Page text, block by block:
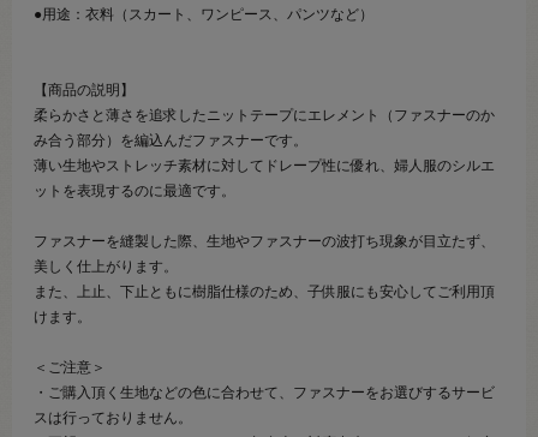
●用途：衣料（スカート、ワンピース、パンツなど）
【商品の説明】
柔らかさと薄さを追求したニットテープにエレメント（ファスナーのか
み合う部分）を編込んだファスナーです。
薄い生地やストレッチ素材に対してドレープ性に優れ、婦人服のシルエ
ットを表現するのに最適です。
ファスナーを縫製した際、生地やファスナーの波打ち現象が目立たず、
美しく仕上がります。
また、上止、下止ともに樹脂仕様のため、子供服にも安心してご利用頂
けます。
＜ご注意＞
・ご購入頂く生地などの色に合わせて、ファスナーをお選びするサービ
スは行っておりません。